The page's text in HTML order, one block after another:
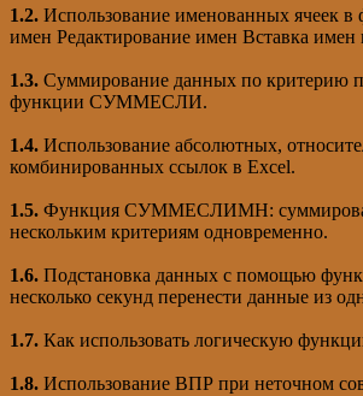
1.2. Использование именованных ячеек в
имен Редактирование имен Вставка имен
1.3. Суммирование данных по критерию
функции СУММЕСЛИ.
1.4. Использование абсолютных,
комбинированных ссылок в Excel.
1.5. Функция СУММЕСЛИМН:
нескольким критериям одновременно.
1.6. Подстановка данных с помощью
несколько секунд перенести данные из
1.7. Как использовать логическую
1.8. Использование ВПР при неточном